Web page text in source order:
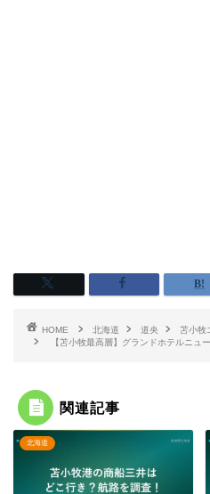
HOME 北海道 道央
苫小牧
【苫小牧最高層】グランドホテルニュ
関連記事
北海道